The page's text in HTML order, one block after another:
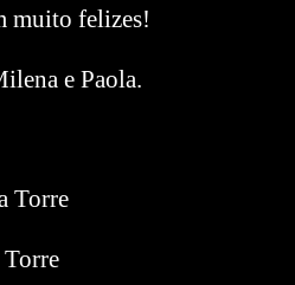
muito felizes!
e Paola.
Torre
Torre